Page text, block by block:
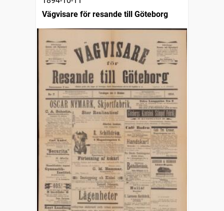
Vägvisare för resande till Göteborg